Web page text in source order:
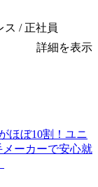
ス / 正社員
詳細を表示